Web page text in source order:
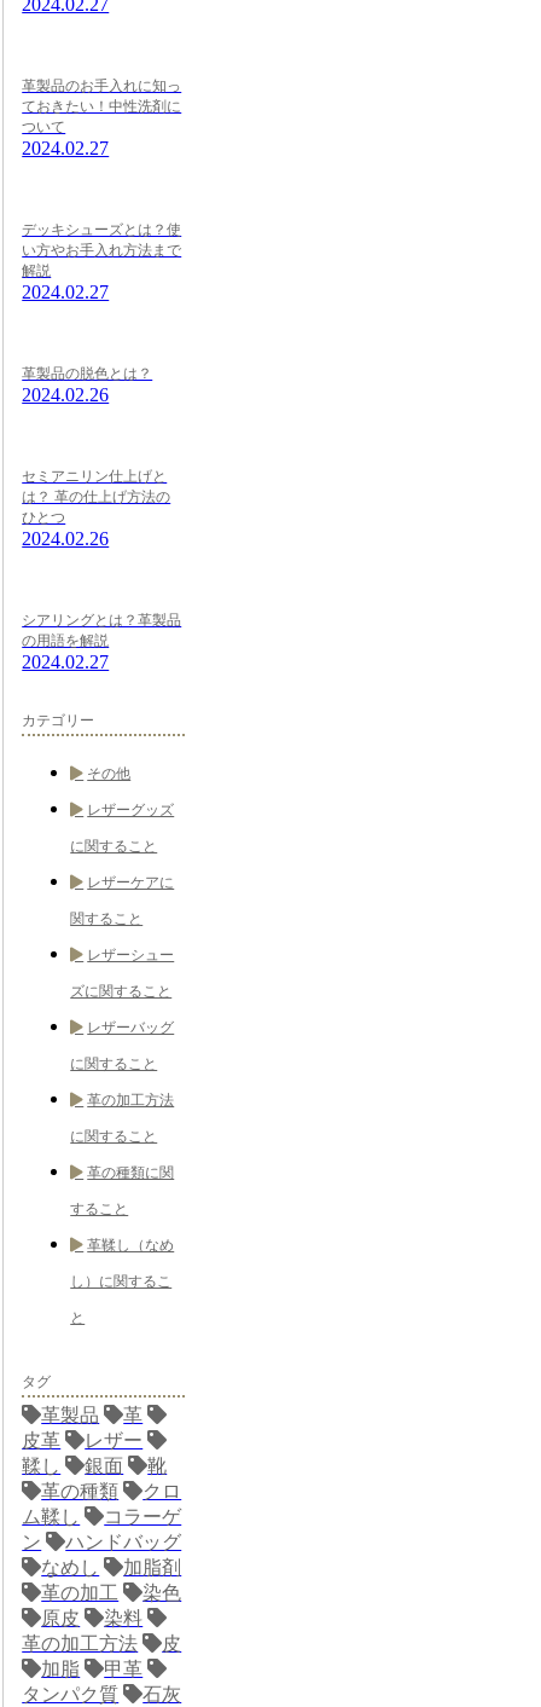
革製品のお手入れに知っ
ておきたい！中性洗剤に
ついて
2024.02.27
デッキシューズとは？使
い方やお手入れ方法まで
解説
2024.02.27
革製品の脱色とは？
2024.02.26
セミアニリン仕上げと
は？ 革の仕上げ方法の
ひとつ
2024.02.26
シアリングとは？革製品
の用語を解説
2024.02.27
カテゴリー
その他
レザーグッズ
に関すること
レザーケアに
関すること
レザーシュー
ズに関すること
レザーバッグ
に関すること
革の加工方法
に関すること
革の種類に関
すること
革鞣し（なめ
し）に関するこ
と
タグ
革製品
革
皮革
レザー
鞣し
銀面
靴
革の種類
クロ
ム鞣し
コラーゲ
ン
ハンドバッグ
なめし
加脂剤
革の加工
染色
原皮
染料
革の加工方法
皮
加脂
甲革
タンパク質
石灰